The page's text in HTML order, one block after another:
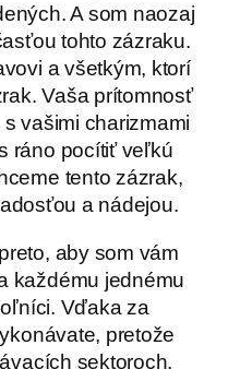
A som naozaj
tohto zázraku.
a všetkým, ktorí
Vaša prítomnosť
vašimi charizmami
ráno pocítiť veľkú
tento zázrak,
a nádejou.
aby som vám
každému jednému
Vďaka za
pretože
sektoroch,